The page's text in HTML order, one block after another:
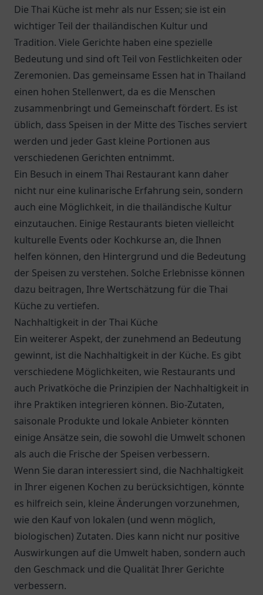
Die Thai Küche ist mehr als nur Essen; sie ist ein
wichtiger Teil der thailändischen Kultur und
Tradition. Viele Gerichte haben eine spezielle
Bedeutung und sind oft Teil von Festlichkeiten oder
Zeremonien. Das gemeinsame Essen hat in Thailand
einen hohen Stellenwert, da es die Menschen
zusammenbringt und Gemeinschaft fördert. Es ist
üblich, dass Speisen in der Mitte des Tisches serviert
werden und jeder Gast kleine Portionen aus
verschiedenen Gerichten entnimmt.
Ein Besuch in einem Thai Restaurant kann daher
nicht nur eine kulinarische Erfahrung sein, sondern
auch eine Möglichkeit, in die thailändische Kultur
einzutauchen. Einige Restaurants bieten vielleicht
kulturelle Events oder Kochkurse an, die Ihnen
helfen können, den Hintergrund und die Bedeutung
der Speisen zu verstehen. Solche Erlebnisse können
dazu beitragen, Ihre Wertschätzung für die Thai
Küche zu vertiefen.
Nachhaltigkeit in der Thai Küche
Ein weiterer Aspekt, der zunehmend an Bedeutung
gewinnt, ist die Nachhaltigkeit in der Küche. Es gibt
verschiedene Möglichkeiten, wie Restaurants und
auch Privatköche die Prinzipien der Nachhaltigkeit in
ihre Praktiken integrieren können. Bio-Zutaten,
saisonale Produkte und lokale Anbieter könnten
einige Ansätze sein, die sowohl die Umwelt schonen
als auch die Frische der Speisen verbessern.
Wenn Sie daran interessiert sind, die Nachhaltigkeit
in Ihrer eigenen Kochen zu berücksichtigen, könnte
es hilfreich sein, kleine Änderungen vorzunehmen,
wie den Kauf von lokalen (und wenn möglich,
biologischen) Zutaten. Dies kann nicht nur positive
Auswirkungen auf die Umwelt haben, sondern auch
den Geschmack und die Qualität Ihrer Gerichte
verbessern.